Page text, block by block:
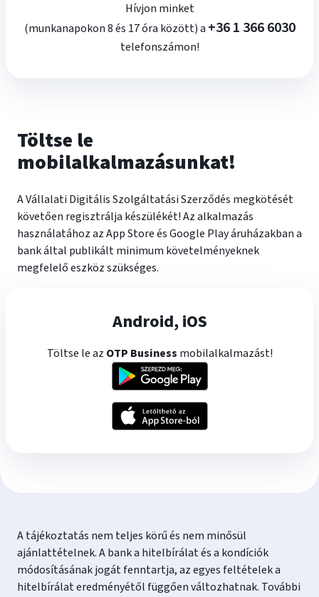
Hívjon minket
(munkanapokon 8 és 17 óra között) a plusz
+36 1 366 6030
telefonszámon!
Töltse le
mobilalkalmazásunkat!
A Vállalati Digitális Szolgáltatási Szerződés megkötését
követően regisztrálja készülékét! Az alkalmazás
használatához az App Store és Google Play áruházakban a
bank által publikált minimum követelményeknek
megfelelő eszköz szükséges.
Android, iOS
Töltse le az OTP Business mobilalkalmazást!
A tájékoztatás nem teljes körű és nem minősül
ajánlattételnek. A bank a hitelbírálat és a kondíciók
módosításának jogát fenntartja, az egyes feltételek a
hitelbírálat eredményétől függően változhatnak. További